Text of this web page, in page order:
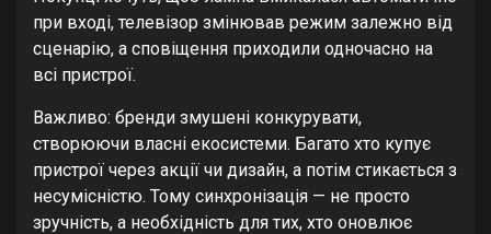
при вході, телевізор змінював режим залежно від
сценарію, а сповіщення приходили одночасно на
всі пристрої.
Важливо: бренди змушені конкурувати,
створюючи власні екосистеми. Багато хто купує
пристрої через акції чи дизайн, а потім стикається з
несумісністю. Тому синхронізація — не просто
зручність, а необхідність для тих, хто оновлює